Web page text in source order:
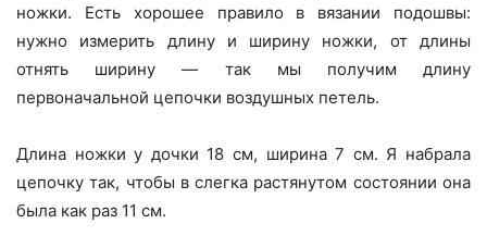
ножки. Есть хорошее правило в вязании подошвы:
нужно измерить длину и ширину ножки, от длины
отнять ширину — так мы получим длину
первоначальной цепочки воздушных петель.
Длина ножки у дочки 18 см, ширина 7 см. Я набрала
цепочку так, чтобы в слегка растянутом состоянии она
была как раз 11 см.